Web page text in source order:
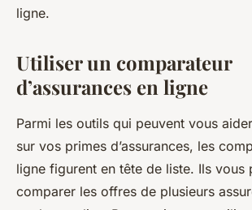
ligne.
Utiliser un comparateur
d’assurances en ligne
Parmi les outils qui peuvent vous
sur vos primes d’assurances, les
ligne figurent en tête de liste. Ils vous
comparer les offres de plusieurs